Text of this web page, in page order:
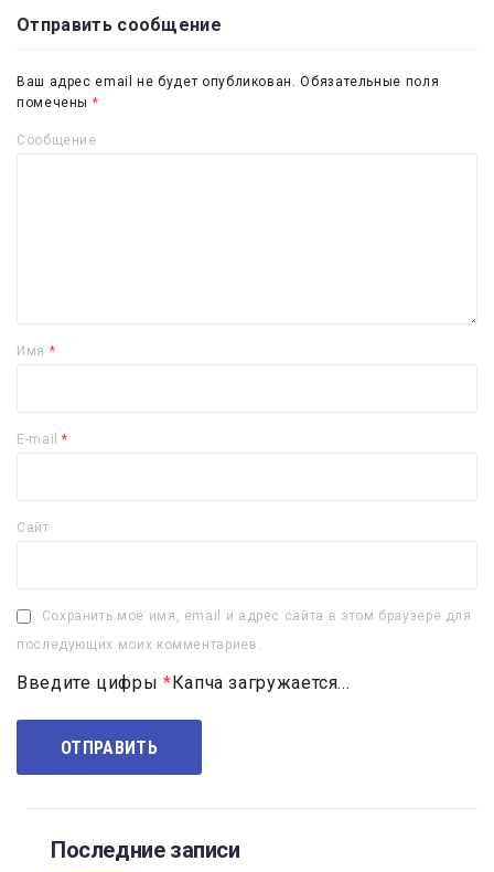
Отправить сообщение
Ваш адрес email не будет опубликован. Обязательные поля
помечены *
Сообщение
Имя *
E-mail*
Сайт
Сохранить моё имя, email и адрес сайта в этом браузере для
последующих моих комментариев.
Введите цифры * Капча загружается...
Последние записи